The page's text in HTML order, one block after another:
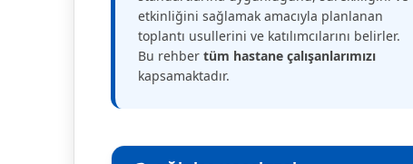
etkinliğini sağlamak amacıyla planlanan
toplantı usullerini ve katılımcılarını belirler.
Bu rehber tüm hastane çalışanlarımızı
kapsamaktadır.